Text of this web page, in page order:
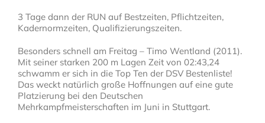
3 Tage dann der RUN auf Bestzeiten, Pflichtzeiten,
Kadernormzeiten, Qualifizierungszeiten.
Besonders schnell am Freitag – Timo Wentland (2011).
Mit seiner starken 200 m Lagen Zeit von 02:43,24
schwamm er sich in die Top Ten der DSV Bestenliste!
Das weckt natürlich große Hoffnungen auf eine gute
Platzierung bei den Deutschen
Mehrkampfmeisterschaften im Juni in Stuttgart.